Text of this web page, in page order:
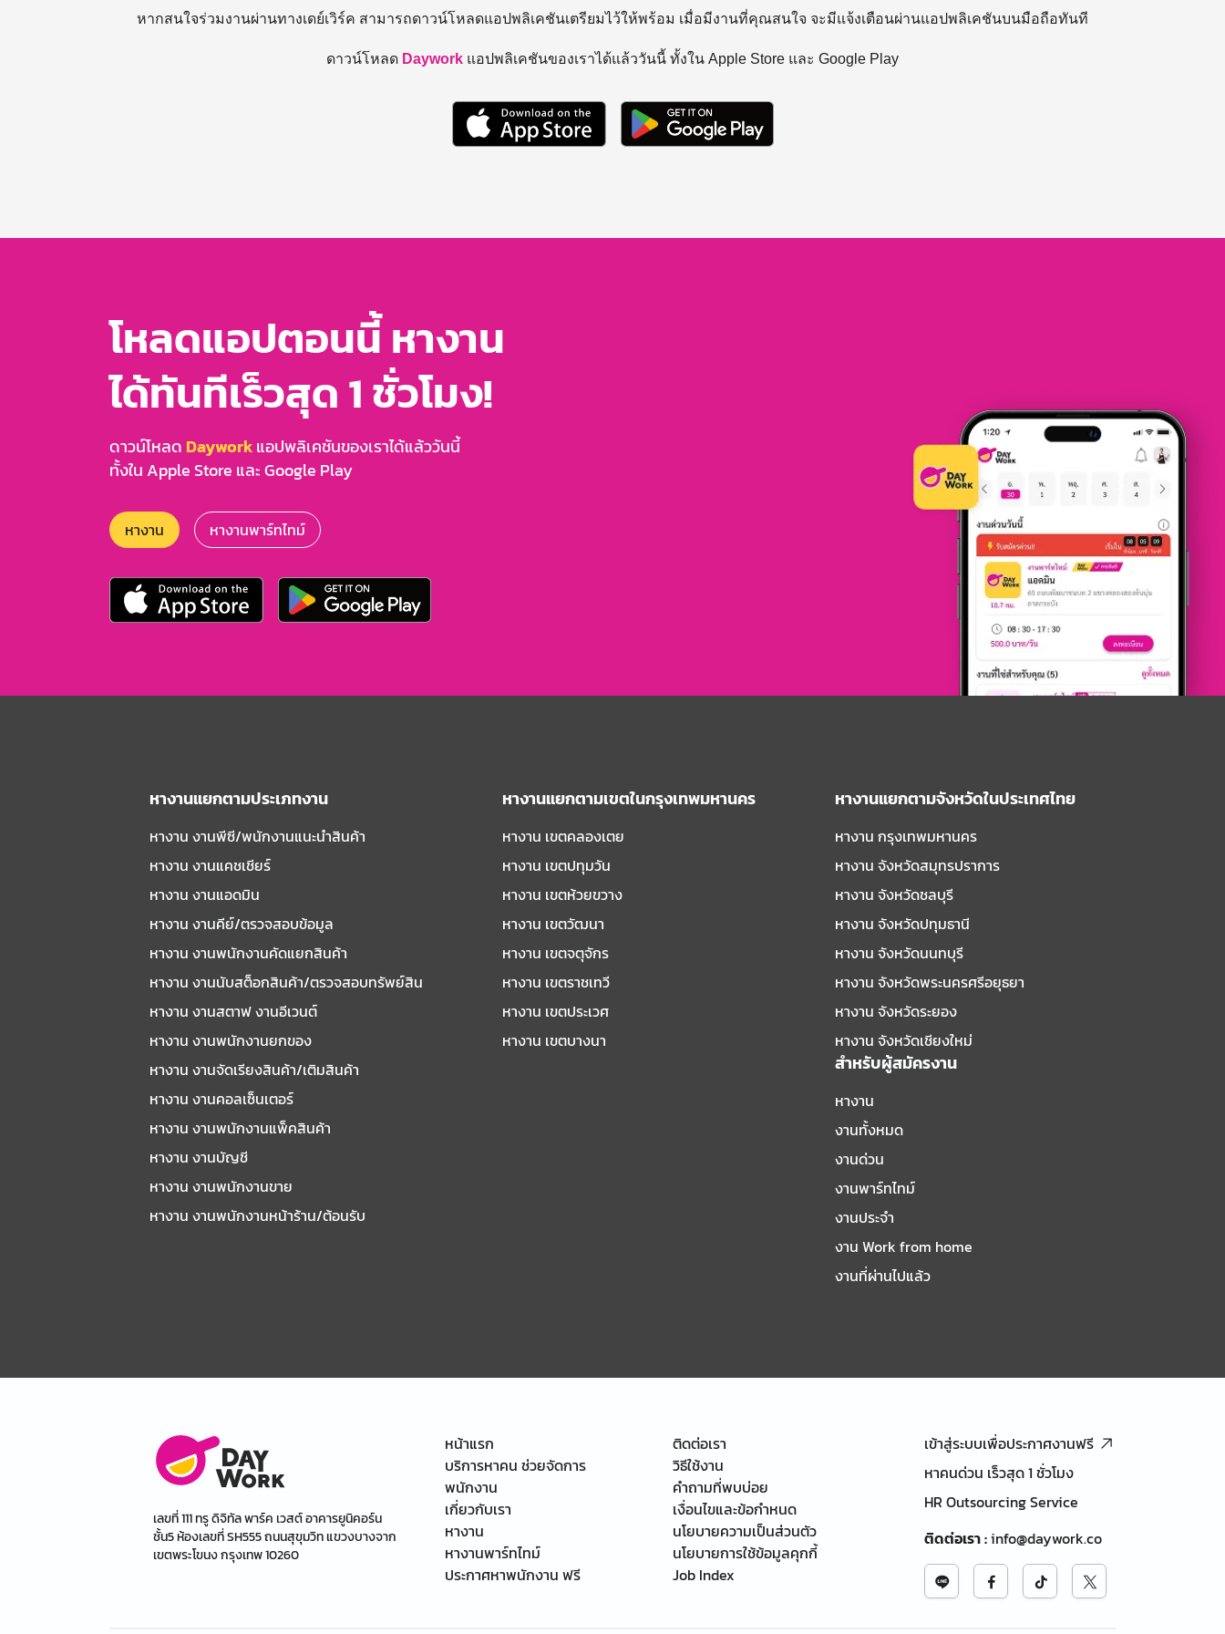
หากสนใจร่วมงานผ่านทางเดย์เวิร์ค สามารถดาวน์โหลดแอปพลิเคชันเตรียมไว้ให้พร้อม เมื่อมีงานที่คุณสนใจ จะมีแจ้งเตือนผ่านแอปพลิเคชันบนมือถือทันที
ดาวน์โหลด Daywork แอปพลิเคชันของเราได้แล้ววันนี้ ทั้งใน Apple Store และ Google Play
โหลดแอปตอนนี้ หางาน
ได้ทันทีเร็วสุด 1 ชั่วโมง!
ดาวน์โหลด Dayworkแอปพลิเคชันของเราได้แล้ววันนี้
ทั้งใน Apple Store และ Google Play
หางาน หางานพาร์ทไทม์
หางานแยกตามประเภทงาน
หางาน งานพีซี/พนักงานแนะนําสินค้า
หางาน งานแคชเชียร์
หางาน งานแอดมิน
หางาน งานคีย์/ตรวจสอบข้อมูล
หางาน งานพนักงานคัดแยกสินค้า
หางาน งานนับสต็อกสินค้า/ตรวจสอบทรัพย์สิน
หางาน งานสตาฟ งานอีเวนต์
หางาน งานพนักงานยกของ
หางาน งานจัดเรียงสินค้า/เติมสินค้า
หางาน งานคอลเซ็นเตอร์
หางาน งานพนักงานแพ็คสินค้า
หางาน งานบัญชี
หางาน งานพนักงานขาย
หางาน งานพนักงานหน้าร้าน/ต้อนรับ
หางานแยกตามเขตในกรุงเทพมหานคร
หางาน เขตคลองเตย
หางาน เขตปทุมวัน
หางาน เขตห้วยขวาง
หางาน เขตวัฒนา
หางาน เขตจตุจักร
หางาน เขตราชเทวี
หางาน เขตประเวศ
หางาน เขตบางนา
หางานแยกตามจังหวัดในประเทศไทย
หางาน กรุงเทพมหานคร
หางาน จังหวัดสมุทรปราการ
หางาน จังหวัดชลบุรี
หางาน จังหวัดปทุมธานี
หางาน จังหวัดนนทบุรี
หางาน จังหวัดพระนครศรีอยุธยา
หางาน จังหวัดระยอง
หางาน จังหวัดเชียงใหม่
สำหรับผู้สมัครงาน
หางาน
งานทั้งหมด
งานด่วน
งานพาร์ทไทม์
งานประจำ
งาน Work from home
งานที่ผ่านไปแล้ว
เลขที่ 111 ทรู ดิจิทัล พาร์ค เวสต์ อาคารยูนิคอร์น
ชั้น5 ห้องเลขที่ SH555 ถนนสุขุมวิท แขวงบางจาก
เขตพระโขนง กรุงเทพ 10260
หน้าแรก
บริการหาคน ช่วยจัดการ
พนักงาน
เกี่ยวกับเรา
หางาน
หางานพาร์ทไทม์
ประกาศหาพนักงาน ฟรี
ติดต่อเรา
วิธีใช้งาน
คำถามที่พบบ่อย
เงื่อนไขและข้อกำหนด
นโยบายความเป็นส่วนตัว
นโยบายการใช้ข้อมูลคุกกี้
Job Index
เข้าสู่ระบบเพื่อประกาศงานฟรี
หาคนด่วน เร็วสุด 1 ชั่วโมง
HR Outsourcing Service
ติดต่อเรา:info@daywork.co